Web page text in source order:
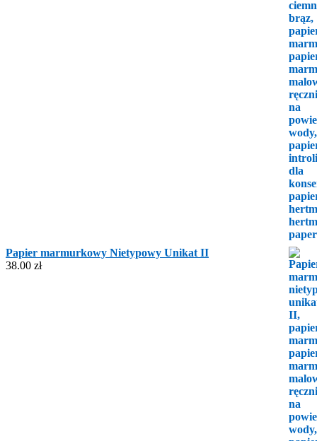
Papier marmurkowy Nietypowy Unikat II
38.00 zł